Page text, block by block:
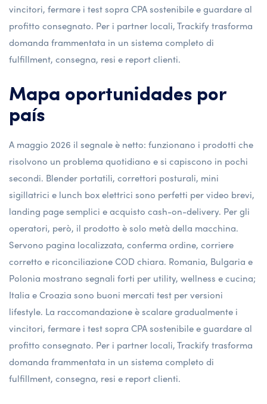
vincitori, fermare i test sopra CPA sostenibile e guardare al
profitto consegnato. Per i partner locali, Trackify trasforma
domanda frammentata in un sistema completo di
fulfillment, consegna, resi e report clienti.
Mapa oportunidades por
país
A maggio 2026 il segnale è netto: funzionano i prodotti che
risolvono un problema quotidiano e si capiscono in pochi
secondi. Blender portatili, correttori posturali, mini
sigillatrici e lunch box elettrici sono perfetti per video brevi,
landing page semplici e acquisto cash-on-delivery. Per gli
operatori, però, il prodotto è solo metà della macchina.
Servono pagina localizzata, conferma ordine, corriere
corretto e riconciliazione COD chiara. Romania, Bulgaria e
Polonia mostrano segnali forti per utility, wellness e cucina;
Italia e Croazia sono buoni mercati test per versioni
lifestyle. La raccomandazione è scalare gradualmente i
vincitori, fermare i test sopra CPA sostenibile e guardare al
profitto consegnato. Per i partner locali, Trackify trasforma
domanda frammentata in un sistema completo di
fulfillment, consegna, resi e report clienti.